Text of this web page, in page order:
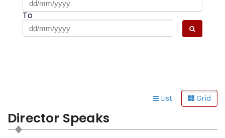
To
List Grid
Director Speaks